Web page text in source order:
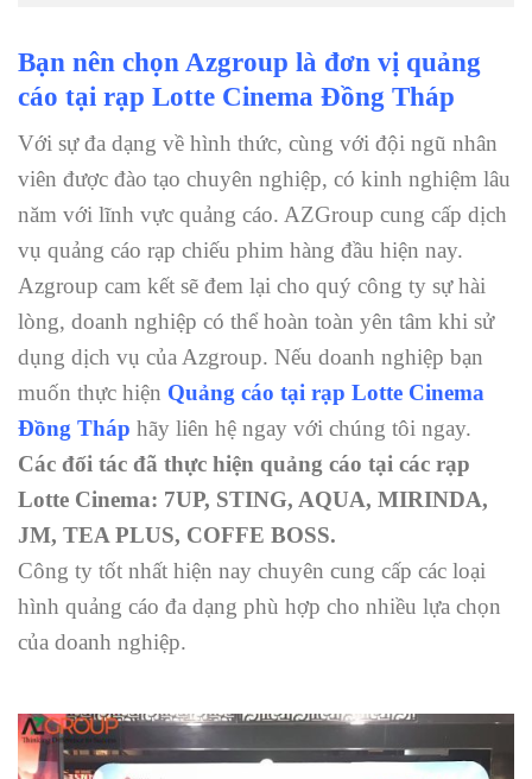
Bạn nên chọn Azgroup là đơn vị quảng
cáo tại rạp Lotte Cinema Đồng Tháp
Với sự đa dạng về hình thức, cùng với đội ngũ nhân
viên được đào tạo chuyên nghiệp, có kinh nghiệm lâu
năm với lĩnh vực quảng cáo. AZGroup cung cấp dịch
vụ quảng cáo rạp chiếu phim hàng đầu hiện nay.
Azgroup cam kết sẽ đem lại cho quý công ty sự hài
lòng, doanh nghiệp có thể hoàn toàn yên tâm khi sử
dụng dịch vụ của Azgroup. Nếu doanh nghiệp bạn
muốn thực hiện Quảng cáo tại rạp Lotte Cinema
Đồng Tháp hãy liên hệ ngay với chúng tôi ngay.
Các đối tác đã thực hiện quảng cáo tại các rạp
Lotte Cinema: 7UP, STING, AQUA, MIRINDA,
JM, TEA PLUS, COFFE BOSS.
Công ty tốt nhất hiện nay chuyên cung cấp các loại
hình quảng cáo đa dạng phù hợp cho nhiều lựa chọn
của doanh nghiệp.